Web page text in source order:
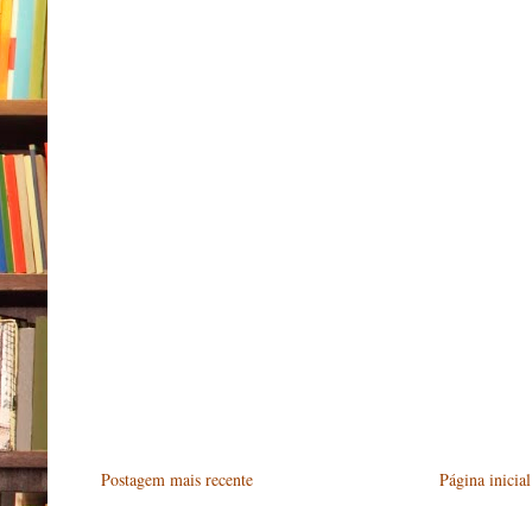
Postagem mais recente Página inicial